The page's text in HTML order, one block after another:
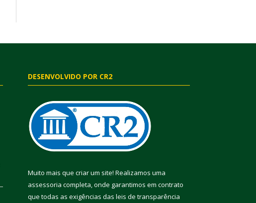
DESENVOLVIDO POR CR2
Muito mais que criar um site! Realizamos uma
assessoria completa, onde garantimos em contrato
que todas as exigências das leis de transparência